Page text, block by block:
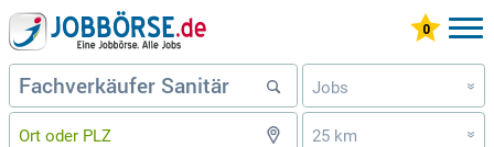
Jobs »
25 km »